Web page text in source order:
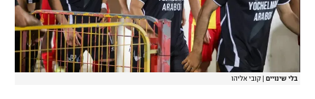
בלי שינויים קובי אליהו